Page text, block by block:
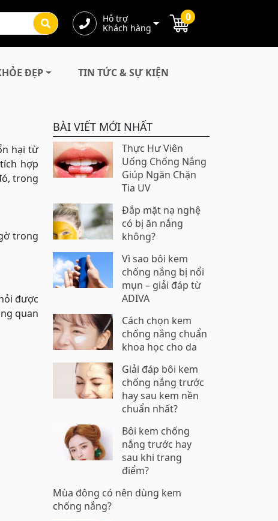
Hỗ trợ
Khách hàng
0
ĐẸP TIN TỨC & SỰ KIỆN
hại từ
hợp
trong
trong
được
quan
BÀI VIẾT MỚI NHẤT
Thực Hư Viên
Uống Chống Nắng
Giúp Ngăn Chặn
Tia UV
Đắp mặt nạ nghệ
có bị ăn nắng
không?
Vì sao bôi kem
chống nắng bị nổi
mụn – giải đáp từ
ADIVA
Cách chọn kem
chống nắng chuẩn
khoa học cho da
Giải đáp bôi kem
chống nắng trước
hay sau kem nền
chuẩn nhất?
Bôi kem chống
nắng trước hay
sau khi trang
điểm?
Mùa đông có nên dùng kem
chống nắng?